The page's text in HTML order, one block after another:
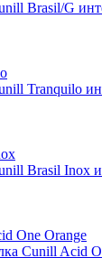
One Orange